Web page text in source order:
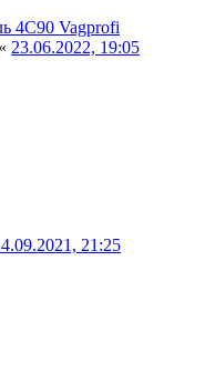
4С90 Vagprofi
« 23.06.2022, 19:05
21:25